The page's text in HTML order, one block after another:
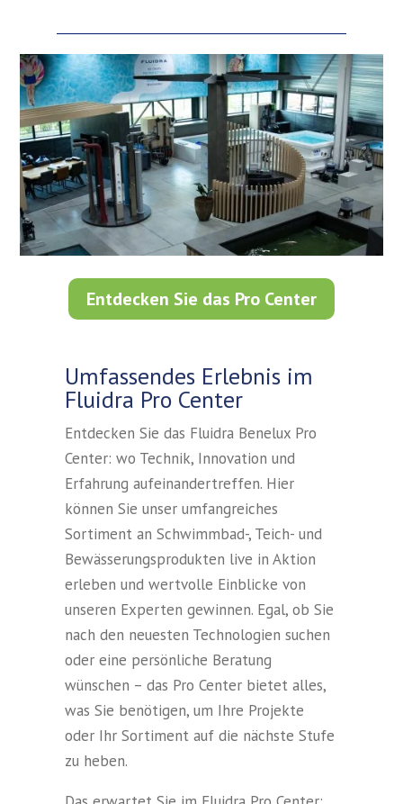
Entdecken Sie das Pro Center
Umfassendes Erlebnis im
Fluidra Pro Center
Entdecken Sie das Fluidra Benelux Pro
Center: wo Technik, Innovation und
Erfahrung aufeinandertreffen. Hier
können Sie unser umfangreiches
Sortiment an Schwimmbad-, Teich- und
Bewässerungsprodukten live in Aktion
erleben und wertvolle Einblicke von
unseren Experten gewinnen. Egal, ob Sie
nach den neuesten Technologien suchen
oder eine persönliche Beratung
wünschen – das Pro Center bietet alles,
was Sie benötigen, um Ihre Projekte
oder Ihr Sortiment auf die nächste Stufe
zu heben.